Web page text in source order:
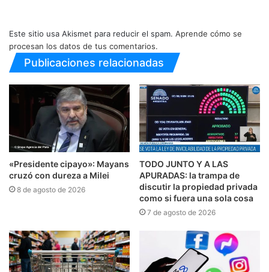
Este sitio usa Akismet para reducir el spam. Aprende cómo se
procesan los datos de tus comentarios.
Publicaciones relacionadas
«Presidente cipayo»: Mayans
cruzó con dureza a Milei
8 de agosto de 2026
TODO JUNTO Y A LAS
APURADAS: la trampa de
discutir la propiedad privada
como si fuera una sola cosa
7 de agosto de 2026